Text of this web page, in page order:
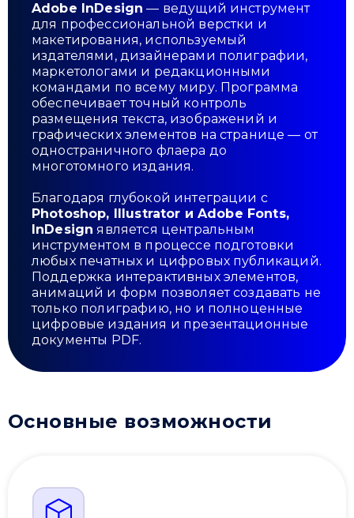
Adobe InDesign — ведущий инструмент
для профессиональной верстки и
макетирования, используемый
издателями, дизайнерами полиграфии,
маркетологами и редакционными
командами по всему миру. Программа
обеспечивает точный контроль
размещения текста, изображений и
графических элементов на странице — от
одностраничного флаера до
многотомного издания.
Благодаря глубокой интеграции с
Photoshop, Illustrator и Adobe Fonts,
InDesign является центральным
инструментом в процессе подготовки
любых печатных и цифровых публикаций.
Поддержка интерактивных элементов,
анимаций и форм позволяет создавать не
только полиграфию, но и полноценные
цифровые издания и презентационные
документы PDF.
Основные возможности